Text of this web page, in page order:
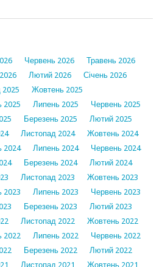
Червень 2026
Травень 2026
Лютий 2026
Січень 2026
2025
Жовтень 2025
2025 Липень 2025
Червень 2025
Березень 2025
Лютий 2025
Листопад 2024
Жовтень 2024
2024 Липень 2024
Червень 2024
Березень 2024
Лютий 2024
Листопад 2023
Жовтень 2023
2023 Липень 2023
Червень 2023
Березень 2023
Лютий 2023
Листопад 2022
Жовтень 2022
2022 Липень 2022
Червень 2022
Березень 2022
Лютий 2022
Листопад 2021 Жовтень 2021